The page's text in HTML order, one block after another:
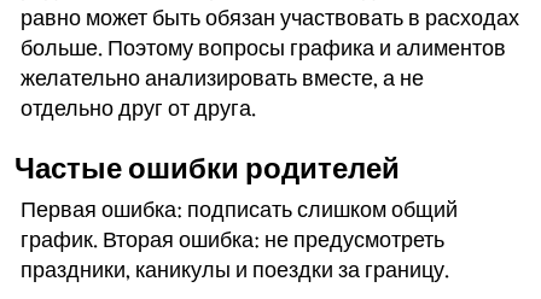
равно может быть обязан участвовать в расходах
больше. Поэтому вопросы графика и алиментов
желательно анализировать вместе, а не
отдельно друг от друга.
Частые ошибки родителей
Первая ошибка: подписать слишком общий
график. Вторая ошибка: не предусмотреть
праздники, каникулы и поездки за границу.